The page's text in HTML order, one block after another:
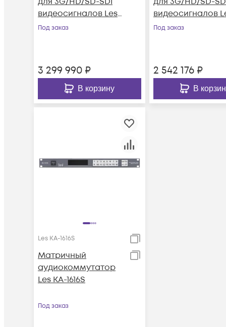
видеосигналов Les
KV-8080HD
Под заказ
3 299 990 ₽
В корзину
видеосигналов
KV-6060HD
Под заказ
2 542 176₽
В
Les KA-1616S
Матричный
аудиокоммутатор
Les KA-1616S
Под заказ